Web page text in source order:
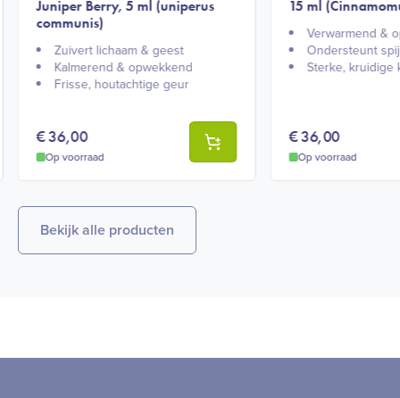
Juniper Berry, 5 ml (uniperus
communis)
Zuivert lichaam & geest​
Kalmerend & opwekkend​
Frisse, houtachtige geur​
€36,00
Op voorraad
15 ml
Verwarmend &
Ondersteunt
Sterke, kruidige
€36,00
Op voorraad
Bekijk alle producten